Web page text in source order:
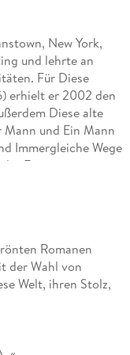
New York,
und lehrte an
Für Diese
erhielt er 2002 den
Diese alte
und Ein Mann
Immergleiche Wege
Erwartungen
Romanen
der Wahl von
Welt, ihren Stolz,